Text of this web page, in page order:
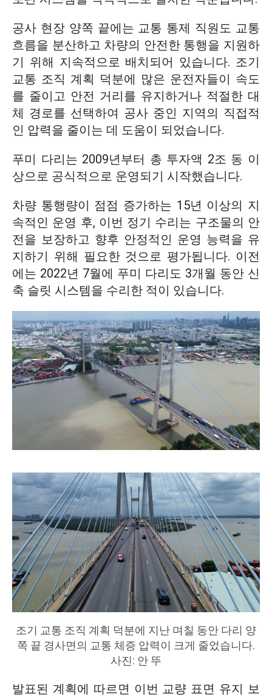
공사 현장 양쪽 끝에는 교통 통제 직원도 교통
흐름을 분산하고 차량의 안전한 통행을 지원하
기 위해 지속적으로 배치되어 있습니다. 조기
교통 조직 계획 덕분에 많은 운전자들이 속도
를 줄이고 안전 거리를 유지하거나 적절한 대
체 경로를 선택하여 공사 중인 지역의 직접적
인 압력을 줄이는 데 도움이 되었습니다.
푸미 다리는 2009년부터 총 투자액 2조 동 이
상으로 공식적으로 운영되기 시작했습니다.
차량 통행량이 점점 증가하는 15년 이상의 지
속적인 운영 후, 이번 정기 수리는 구조물의 안
전을 보장하고 향후 안정적인 운영 능력을 유
지하기 위해 필요한 것으로 평가됩니다. 이전
에는 2022년 7월에 푸미 다리도 3개월 동안 신
축 슬릿 시스템을 수리한 적이 있습니다.
조기 교통 조직 계획 덕분에 지난 며칠 동안 다리 양
쪽 끝 경사면의 교통 체증 압력이 크게 줄었습니다.
사진: 안 뚜
발표된 계획에 따르면 이번 교량 표면 유지 보